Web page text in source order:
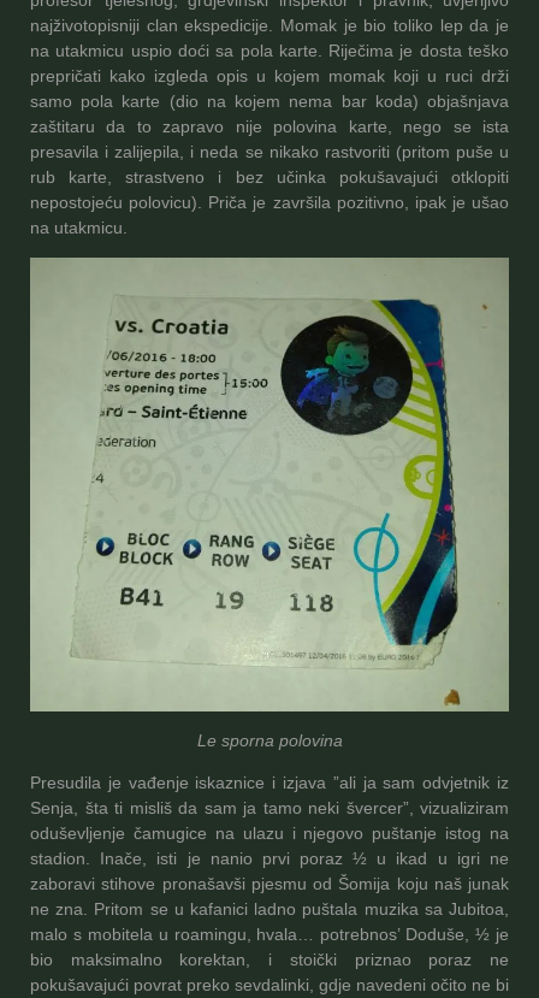
najživotopisniji clan ekspedicije. Momak je bio toliko lep da je
na utakmicu uspio doći sa pola karte. Riječima je dosta teško
prepričati kako izgleda opis u kojem momak koji u ruci drži
samo pola karte (dio na kojem nema bar koda) objašnjava
zaštitaru da to zapravo nije polovina karte, nego se ista
presavila i zalijepila, i neda se nikako rastvoriti (pritom puše u
rub karte, strastveno i bez učinka pokušavajući otklopiti
nepostojeću polovicu). Priča je završila pozitivno, ipak je ušao
na utakmicu.
Le sporna polovina
Presudila je vađenje iskaznice i izjava ”ali ja sam odvjetnik iz
Senja, šta ti misliš da sam ja tamo neki švercer”, vizualiziram
oduševljenje čamugice na ulazu i njegovo puštanje istog na
stadion. Inače, isti je nanio prvi poraz ½ u ikad u igri ne
zaboravi stihove pronašavši pjesmu od Šomija koju naš junak
ne zna. Pritom se u kafanici ladno puštala muzika sa Jubitoa,
malo s mobitela u roamingu, hvala… potrebnos’ Doduše, ½ je
bio maksimalno korektan, i stoički priznao poraz ne
pokušavajući povrat preko sevdalinki, gdje navedeni očito ne bi